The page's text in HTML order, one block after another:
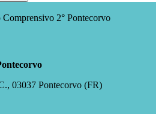
Comprensivo 2° Pontecorvo
03037 Pontecorvo (FR)